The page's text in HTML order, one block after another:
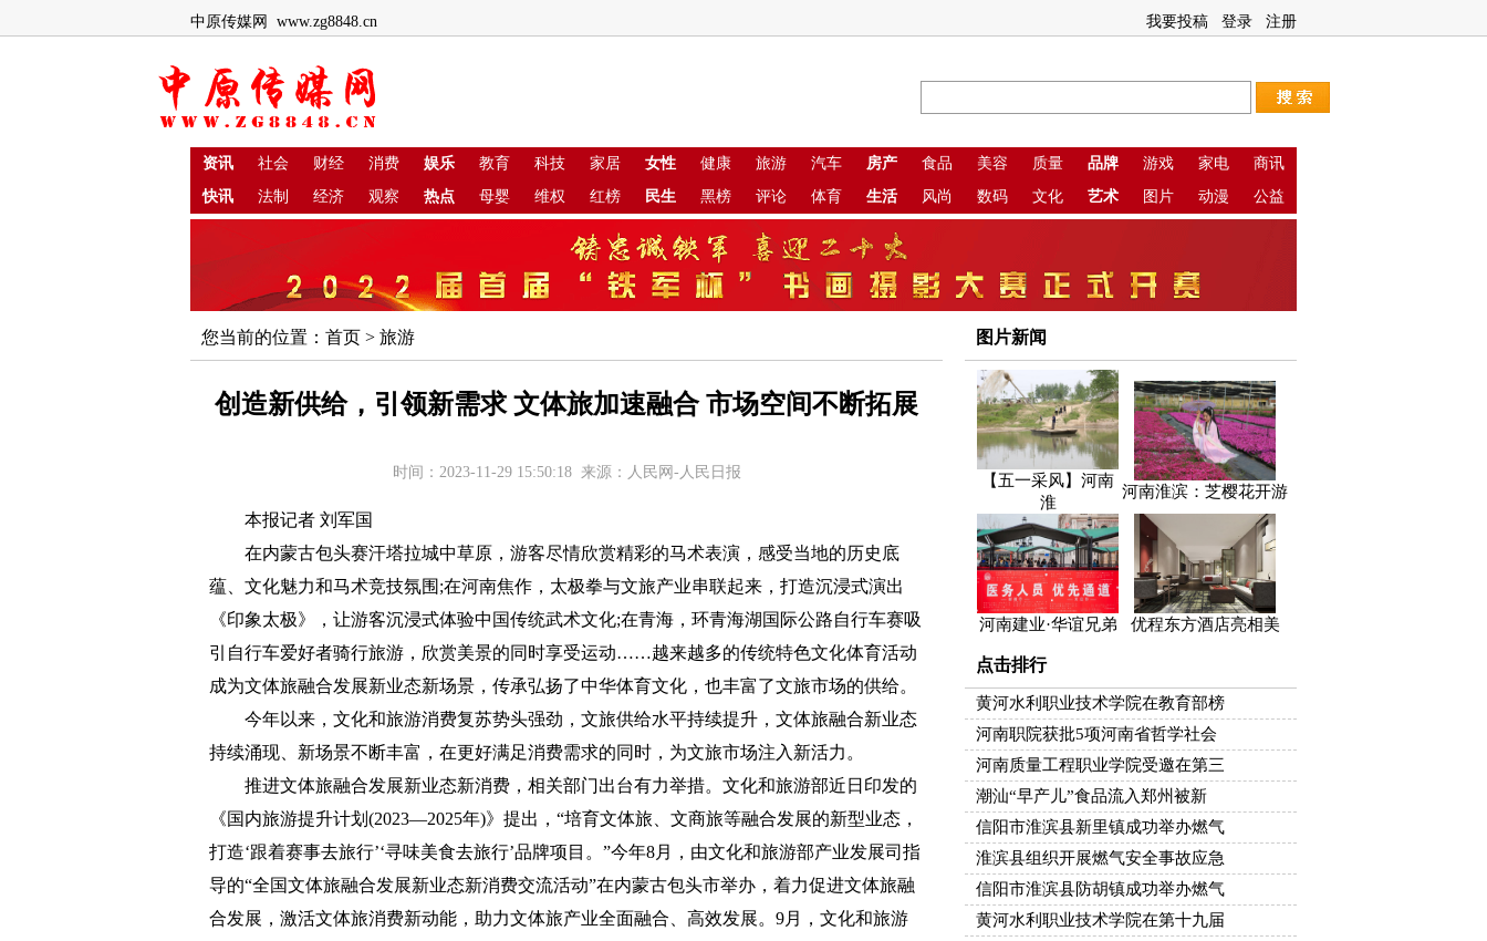
中原传媒网 www.zg8848.cn 我要投稿 登录 注册
资讯 社会 财经 消费 娱乐 教育 科技 家居 女性 健康 旅游 汽车 房产 食品 美容 质量 品牌 游戏 家电
商讯
快讯
法制 经济 观察 热点 母婴 维权 红榜 民生 黑榜 评论 体育 生活 风尚 数码 文化 艺术 图片 动漫 公益
您当前的位置： 首页 > 旅游
创造新供给，引领新需求 文体旅加速融合 市场空间不断拓展
时间：2023-11-29 15:50:18 来源：人民网-人民日报
本报记者 刘军国
在内蒙古包头赛汗塔拉城中草原，游客尽情欣赏精彩的马术表演，感受当地的历史底
蕴、文化魅力和马术竞技氛围;在河南焦作，太极拳与文旅产业串联起来，打造沉浸式演出
《印象太极》，让游客沉浸式体验中国传统武术文化;在青海，环青海湖国际公路自行车赛吸
引自行车爱好者骑行旅游，欣赏美景的同时享受运动……越来越多的传统特色文化体育活动
成为文体旅融合发展新业态新场景，传承弘扬了中华体育文化，也丰富了文旅市场的供给。
今年以来，文化和旅游消费复苏势头强劲，文旅供给水平持续提升，文体旅融合新业态
持续涌现、新场景不断丰富，在更好满足消费需求的同时，为文旅市场注入新活力。
推进文体旅融合发展新业态新消费，相关部门出台有力举措。文化和旅游部近日印发的
《国内旅游提升计划(2023—2025年)》提出，“培育文体旅、文商旅等融合发展的新型业态，
打造‘跟着赛事去旅行’‘寻味美食去旅行’品牌项目。”今年8月，由文化和旅游部产业发展司指
导的“全国文体旅融合发展新业态新消费交流活动”在内蒙古包头市举办，着力促进文体旅融
合发展，激活文体旅消费新动能，助力文体旅产业全面融合、高效发展。9月，文化和旅游
图片新闻
【五一采风】河南
淮
河南淮滨：芝樱花开游
河南建业·华谊兄弟 优程东方酒店亮相美
点击排行
黄河水利职业技术学院在教育部榜
河南职院获批5项河南省哲学社会
河南质量工程职业学院受邀在第三
潮汕“早产儿”食品流入郑州被新
信阳市淮滨县新里镇成功举办燃气
淮滨县组织开展燃气安全事故应急
信阳市淮滨县防胡镇成功举办燃气
黄河水利职业技术学院在第十九届